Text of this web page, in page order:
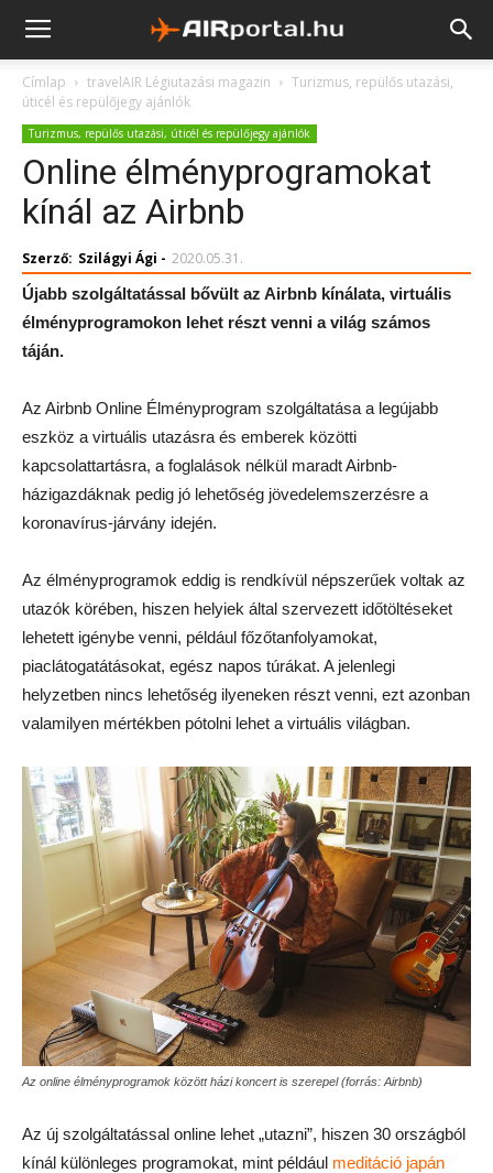
Címlap travelAIR Légiutazási magazin
Turizmus, repülős utazási,
úticél és repülőjegy ajánlók
Turizmus, repülős utazási, úticél és repülőjegy ajánlók
Online élményprogramokat
kínál az Airbnb
Szerző: Szilágyi Ági - 2020.05.31.
Újabb szolgáltatással bővült az Airbnb kínálata, virtuális
élményprogramokon lehet részt venni a világ számos
táján.
Az Airbnb Online Élményprogram szolgáltatása a legújabb
eszköz a virtuális utazásra és emberek közötti
kapcsolattartásra, a foglalások nélkül maradt Airbnb-
házigazdáknak pedig jó lehetőség jövedelemszerzésre a
koronavírus-járvány idején.
Az élményprogramok eddig is rendkívül népszerűek voltak az
utazók körében, hiszen helyiek által szervezett időtöltéseket
lehetett igénybe venni, például főzőtanfolyamokat,
piaclátogatátásokat, egész napos túrákat. A jelenlegi
helyzetben nincs lehetőség ilyeneken részt venni, ezt azonban
valamilyen mértékben pótolni lehet a virtuális világban.
Az online élményprogramok között házi koncert is szerepel (forrás: Airbnb)
Az új szolgáltatással online lehet „utazni”, hiszen 30 országból
kínál különleges programokat, mint például meditáció japán